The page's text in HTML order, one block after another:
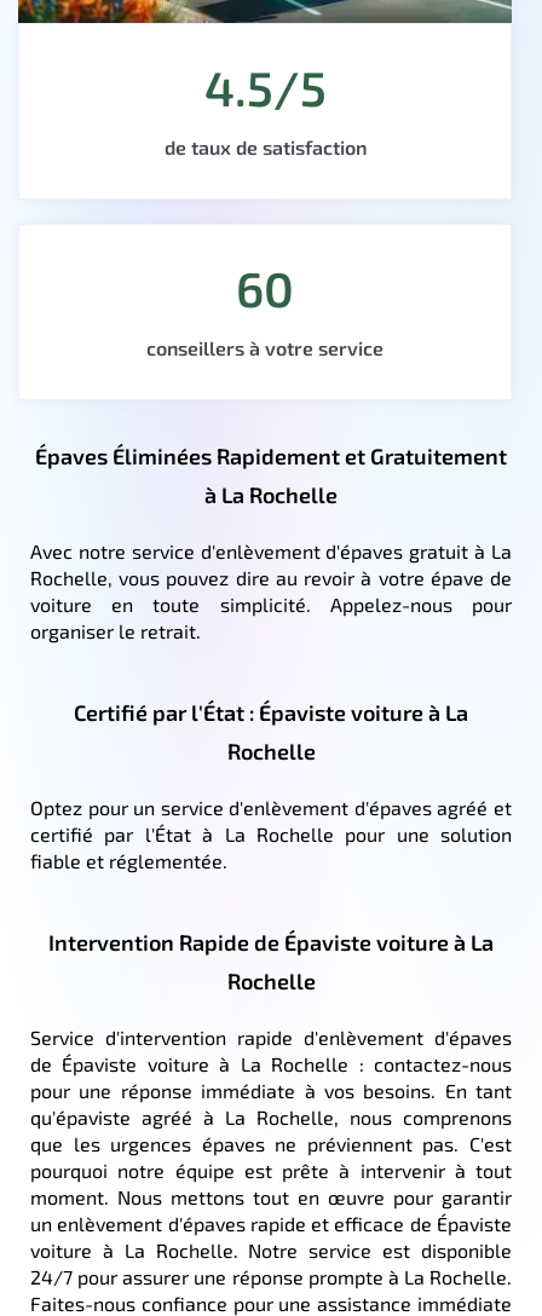
4.5/5
de taux de satisfaction
60
conseillers à votre service
Épaves Éliminées Rapidement et Gratuitement
à La Rochelle
Avec notre service d'enlèvement d'épaves gratuit à La
Rochelle, vous pouvez dire au revoir à votre épave de
voiture en toute simplicité. Appelez-nous pour
organiser le retrait.
Certifié par l'État : Épaviste voiture à La
Rochelle
Optez pour un service d'enlèvement d'épaves agréé et
certifié par l'État à La Rochelle pour une solution
fiable et réglementée.
Intervention Rapide de Épaviste voiture à La
Rochelle
Service d'intervention rapide d'enlèvement d'épaves
de Épaviste voiture à La Rochelle : contactez-nous
pour une réponse immédiate à vos besoins. En tant
qu'épaviste agréé à La Rochelle, nous comprenons
que les urgences épaves ne préviennent pas. C'est
pourquoi notre équipe est prête à intervenir à tout
moment. Nous mettons tout en œuvre pour garantir
un enlèvement d'épaves rapide et efficace de Épaviste
voiture à La Rochelle. Notre service est disponible
24/7 pour assurer une réponse prompte à La Rochelle.
Faites-nous confiance pour une assistance immédiate